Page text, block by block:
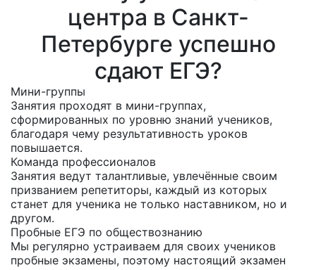
центра в Санкт-
Петербурге успешно
сдают ЕГЭ?
Мини-группы
Занятия проходят в мини-группах,
сформированных по уровню знаний учеников,
благодаря чему результативность уроков
повышается.
Команда профессионалов
Занятия ведут талантливые, увлечённые своим
призванием репетиторы, каждый из которых
станет для ученика не только наставником, но и
другом.
Пробные ЕГЭ по обществознанию
Мы регулярно устраиваем для своих учеников
пробные экзамены, поэтому настоящий экзамен